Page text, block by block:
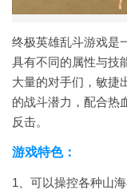
终极英雄乱斗游戏是
具有不同的属性与技
大量的对手们，敏捷
的战斗潜力，配合热
反击。
游戏特色：
1、可以操控各种山